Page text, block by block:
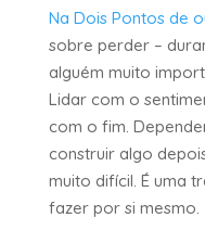
Na Dois Pontos de
sobre perder –
alguém muito
Lidar com o
com o fim.
construir algo
muito difícil. É uma
fazer por si mesmo.